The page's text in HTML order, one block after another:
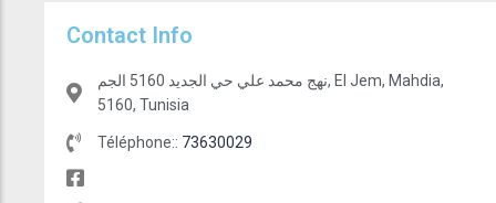
Contact Info
نهج محمد علي حي الجديد 5160 الجم, El Jem, Mahdia,
5160, Tunisia
Téléphone:: 73630029